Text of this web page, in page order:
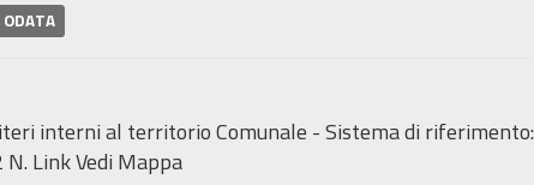
ODATA
interni al territorio Comunale - Sistema di riferimento:
Link Vedi Mappa